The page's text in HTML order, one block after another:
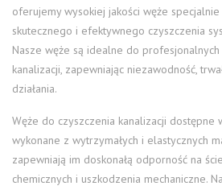
oferujemy wysokiej jakości węże
skutecznego i efektywnego czyszczenia
Nasze węże są idealne do profesjonalnych
kanalizacji, zapewniając niezawodność,
działania.
Węże do czyszczenia kanalizacji dostępne
wykonane z wytrzymałych i elastycznych
zapewniają im doskonałą odporność na
chemicznych i uszkodzenia mechaniczne.